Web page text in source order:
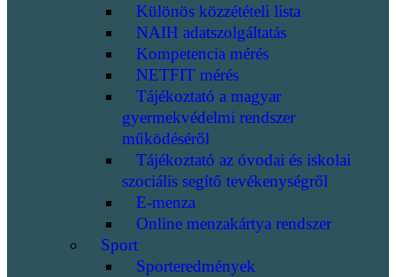
Különös közzétételi lista
NAIH adatszolgáltatás
Kompetencia mérés
NETFIT mérés
Tájékoztató a magyar
gyermekvédelmi rendszer
működéséről
Tájékoztató az óvodai és iskolai
szociális segítő tevékenységről
E-menza
Online menzakártya rendszer
Sport
Sporteredmények